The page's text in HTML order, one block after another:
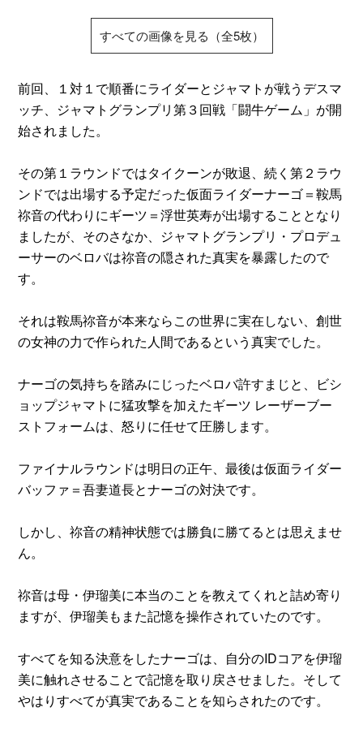
すべての画像を見る（全5枚）
前回、１対１で順番にライダーとジャマトが戦うデスマ
ッチ、ジャマトグランプリ第３回戦「闘牛ゲーム」が開
始されました。
その第１ラウンドではタイクーンが敗退、続く第２ラウ
ンドでは出場する予定だった仮面ライダーナーゴ＝鞍馬
祢音の代わりにギーツ＝浮世英寿が出場することとなり
ましたが、そのさなか、ジャマトグランプリ・プロデュ
ーサーのベロバは祢音の隠された真実を暴露したので
す。
それは鞍馬祢音が本来ならこの世界に実在しない、創世
の女神の力で作られた人間であるという真実でした。
ナーゴの気持ちを踏みにじったベロバ許すまじと、ビシ
ョップジャマトに猛攻撃を加えたギーツ レーザーブー
ストフォームは、怒りに任せて圧勝します。
ファイナルラウンドは明日の正午、最後は仮面ライダー
バッファ＝吾妻道長とナーゴの対決です。
しかし、祢音の精神状態では勝負に勝てるとは思えませ
ん。
祢音は母・伊瑠美に本当のことを教えてくれと詰め寄り
ますが、伊瑠美もまた記憶を操作されていたのです。
すべてを知る決意をしたナーゴは、自分のIDコアを伊瑠
美に触れさせることで記憶を取り戻させました。そして
やはりすべてが真実であることを知らされたのです。